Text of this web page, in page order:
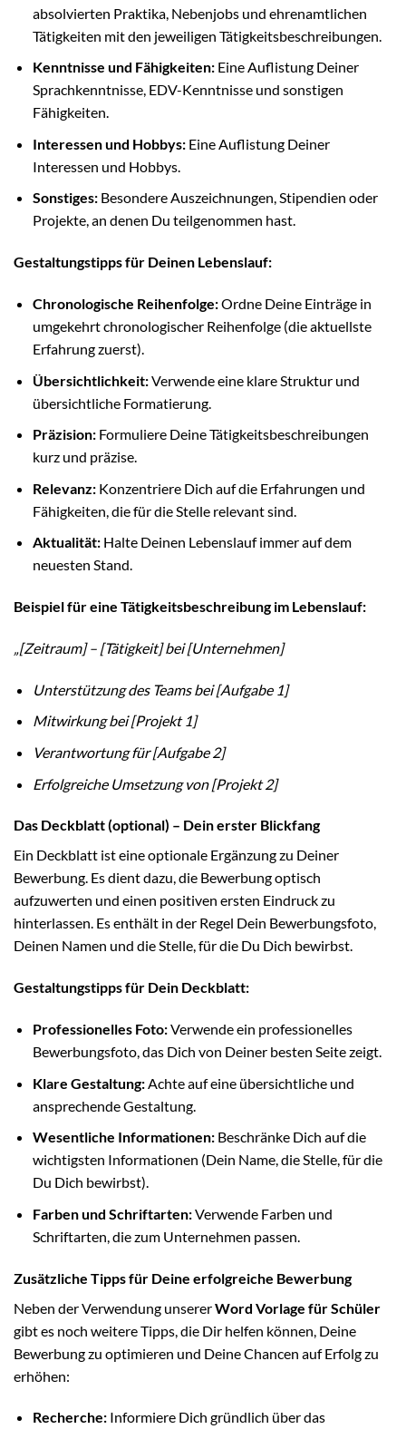
absolvierten Praktika, Nebenjobs und ehrenamtlichen
Tätigkeiten mit den jeweiligen Tätigkeitsbeschreibungen.
Kenntnisse und Fähigkeiten:Eine Auflistung Deiner
Sprachkenntnisse, EDV-Kenntnisse und sonstigen
Fähigkeiten.
Interessen und Hobbys:Eine Auflistung Deiner
Interessen und Hobbys.
Sonstiges:Besondere Auszeichnungen, Stipendien oder
Projekte, an denen Du teilgenommen hast.
Gestaltungstipps für Deinen Lebenslauf:
Chronologische Reihenfolge:Ordne Deine Einträge in
umgekehrt chronologischer Reihenfolge (die aktuellste
Erfahrung zuerst).
Übersichtlichkeit:Verwende eine klare Struktur und
übersichtliche Formatierung.
Präzision:Formuliere Deine Tätigkeitsbeschreibungen
kurz und präzise.
Relevanz:Konzentriere Dich auf die Erfahrungen und
Fähigkeiten, die für die Stelle relevant sind.
Aktualität:Halte Deinen Lebenslauf immer auf dem
neuesten Stand.
Beispiel für eine Tätigkeitsbeschreibung im Lebenslauf:
„[Zeitraum] – [Tätigkeit] bei [Unternehmen]
Unterstützung des Teams bei [Aufgabe 1]
Mitwirkung bei [Projekt 1]
Verantwortung für [Aufgabe 2]
Erfolgreiche Umsetzung von [Projekt 2]
Das Deckblatt (optional) – Dein erster Blickfang
Ein Deckblatt ist eine optionale Ergänzung zu Deiner
Bewerbung. Es dient dazu, die Bewerbung optisch
aufzuwerten und einen positiven ersten Eindruck zu
hinterlassen. Es enthält in der Regel Dein Bewerbungsfoto,
Deinen Namen und die Stelle, für die Du Dich bewirbst.
Gestaltungstipps für Dein Deckblatt:
Professionelles Foto:Verwende ein professionelles
Bewerbungsfoto, das Dich von Deiner besten Seite zeigt.
Klare Gestaltung:Achte auf eine übersichtliche und
ansprechende Gestaltung.
Wesentliche Informationen:Beschränke Dich auf die
wichtigsten Informationen (Dein Name, die Stelle, für die
Du Dich bewirbst).
Farben und Schriftarten:Verwende Farben und
Schriftarten, die zum Unternehmen passen.
Zusätzliche Tipps für Deine erfolgreiche Bewerbung
Neben der Verwendung unsererWord Vorlage für Schüler
gibt es noch weitere Tipps, die Dir helfen können, Deine
Bewerbung zu optimieren und Deine Chancen auf Erfolg zu
erhöhen:
Recherche:Informiere Dich gründlich über das